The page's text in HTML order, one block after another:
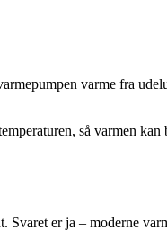
varme fra
så varmen
er ja – moderne